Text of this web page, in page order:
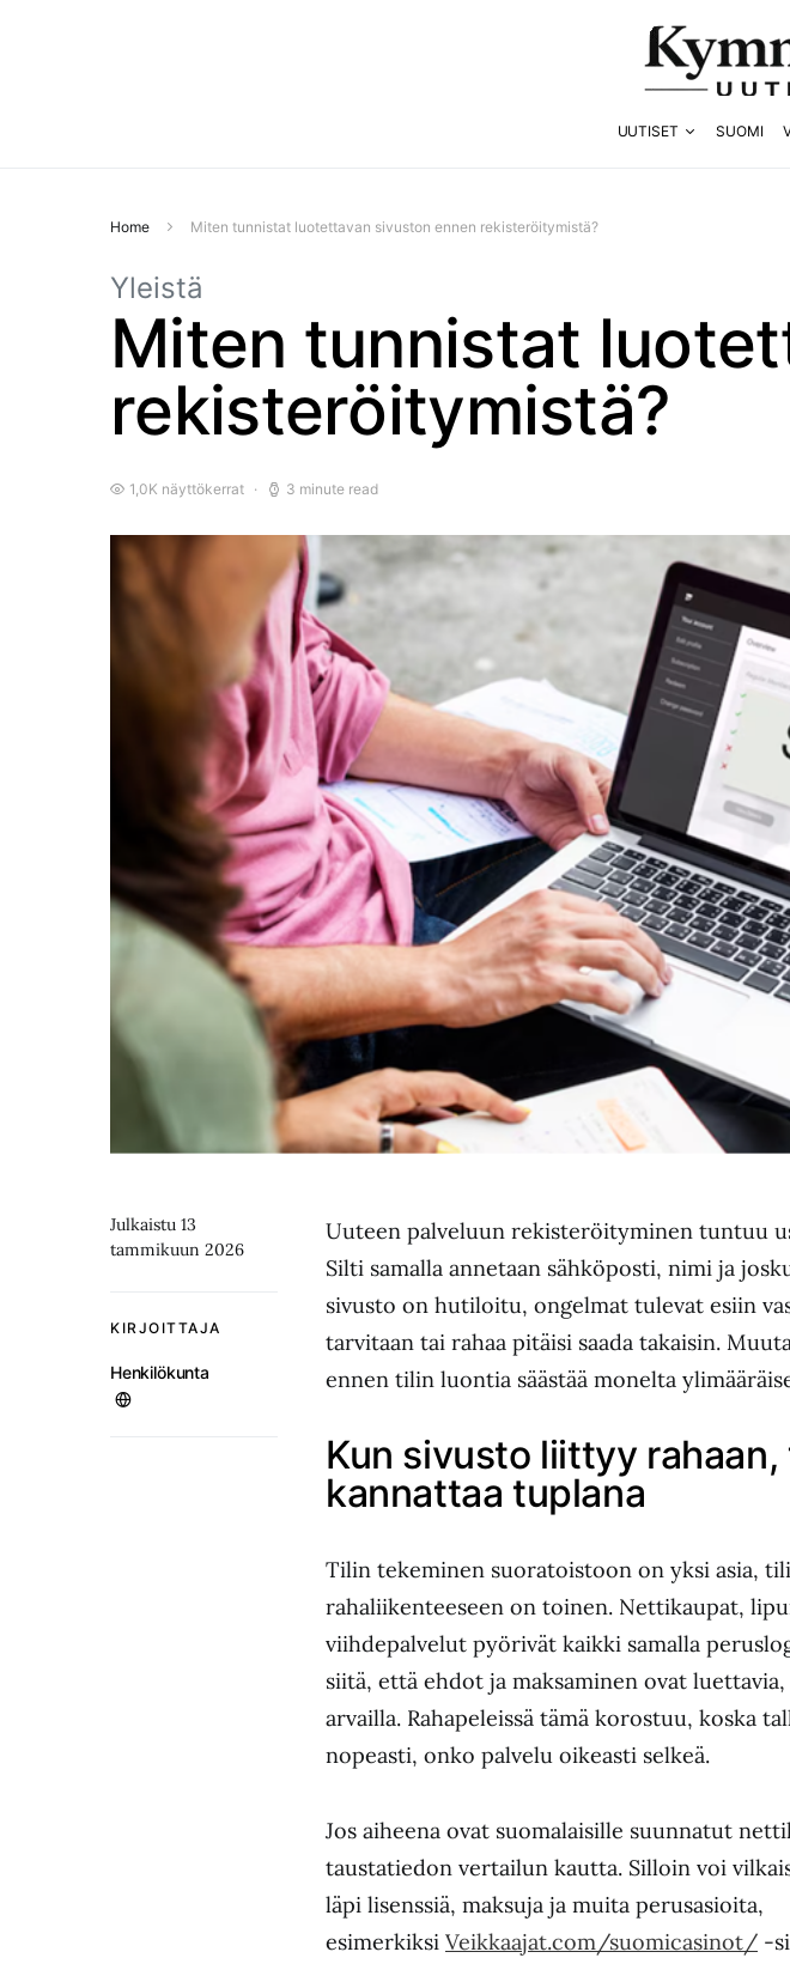
UUTISET SUOMI
Home Miten tunnistat luotettavan sivuston ennen rekisteröitymistä?
Yleistä
Miten tunnistat
rekisteröitymistä?
1,0K näyttökerrat 3 minute read
Julkaistu 13
tammikuun 2026
KIRJOITTAJA
Henkilökunta
Uuteen palveluun rekisteröityminen tuntuu
Silti samalla annetaan sähköposti, nimi ja
sivusto on hutiloitu, ongelmat tulevat esiin
tarvitaan tai rahaa pitäisi saada takaisin.
ennen tilin luontia säästää monelta
Kun sivusto liittyy
kannattaa tuplana
Tilin tekeminen suoratoistoon on yksi asia,
rahaliikenteeseen on toinen. Nettikaupat,
viihdepalvelut pyörivät kaikki samalla
siitä, että ehdot ja maksaminen ovat
arvailla. Rahapeleissä tämä korostuu, koska
nopeasti, onko palvelu oikeasti selkeä.
Jos aiheena ovat suomalaisille suunnatut
taustatiedon vertailun kautta. Silloin voi
läpi lisenssiä, maksuja ja muita perusasioita,
esimerkiksi Veikkaajat.com/suomicasinot/ -